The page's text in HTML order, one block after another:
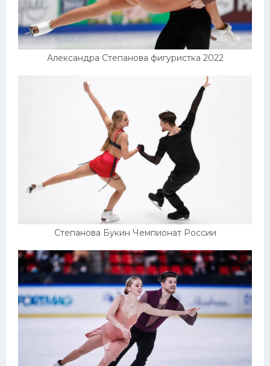
Александра Степанова фигуристка 2022
Степанова Букин Чемпионат России